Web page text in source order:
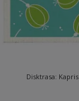
Disktrasa: Kapris